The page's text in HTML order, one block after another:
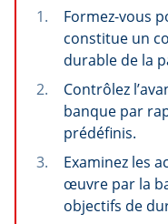
Formez-vous
constitue un
durable de la
Contrôlez
banque par
prédéfinis.
Examinez les
œuvre par la
objectifs de